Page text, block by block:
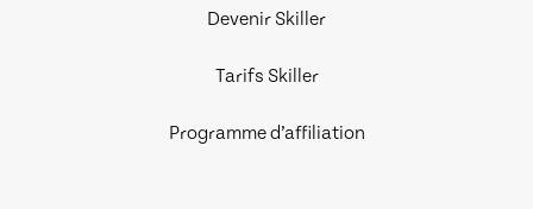
Devenir Skiller
Tarifs Skiller
Programme d’affiliation